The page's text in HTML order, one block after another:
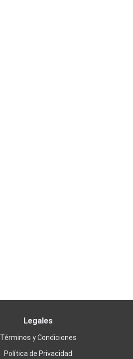
Legales
Términos y Condiciones
Política de Privacidad